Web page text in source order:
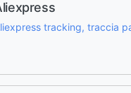
tracking, traccia